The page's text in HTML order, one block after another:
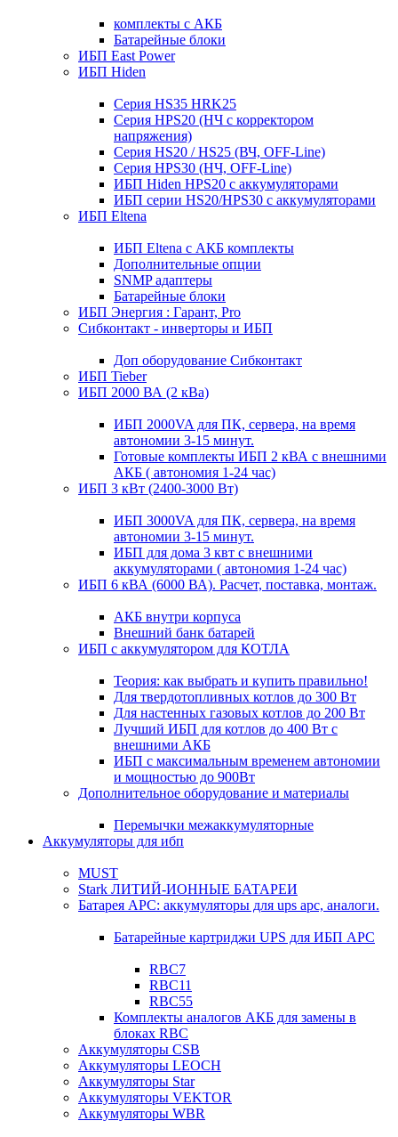
комплекты с АКБ
Батарейные блоки
ИБП East Power
ИБП Hiden
Серия HS35 HRK25
Серия HPS20 (НЧ с корректором
напряжения)
Серия HS20 / HS25 (ВЧ, OFF-Line)
Серия HPS30 (НЧ, OFF-Line)
ИБП Hiden HPS20 с аккумуляторами
ИБП серии HS20/HPS30 с аккумуляторами
ИБП Eltena
ИБП Eltena с АКБ комплекты
Дополнительные опции
SNMP адаптеры
Батарейные блоки
ИБП Энергия : Гарант, Pro
Сибконтакт - инверторы и ИБП
Доп оборудование Сибконтакт
ИБП Tieber
ИБП 2000 ВА (2 кВа)
ИБП 2000VA для ПК, сервера, на время
автономии 3-15 минут.
Готовые комплекты ИБП 2 кВА с внешними
АКБ ( автономия 1-24 час)
ИБП 3 кВт (2400-3000 Вт)
ИБП 3000VA для ПК, сервера, на время
автономии 3-15 минут.
ИБП для дома 3 квт с внешними
аккумуляторами ( автономия 1-24 час)
ИБП 6 кВА (6000 ВА). Расчет, поставка, монтаж.
АКБ внутри корпуса
Внешний банк батарей
ИБП с аккумулятором для КОТЛА
Теория: как выбрать и купить правильно!
Для твердотопливных котлов до 300 Вт
Для настенных газовых котлов до 200 Вт
Лучший ИБП для котлов до 400 Вт с
внешними АКБ
ИБП с максимальным временем автономии
и мощностью до 900Вт
Дополнительное оборудование и материалы
Перемычки межаккумуляторные
Аккумуляторы для ибп
MUST
Stark ЛИТИЙ-ИОННЫЕ БАТАРЕИ
Батарея APC: аккумуляторы для ups apc, аналоги.
Батарейные картриджи UPS для ИБП APC
RBC7
RBC11
RBC55
Комплекты аналогов АКБ для замены в
блоках RBC
Аккумуляторы CSB
Аккумуляторы LEOCH
Аккумуляторы Star
Аккумуляторы VEKTOR
Аккумуляторы WBR